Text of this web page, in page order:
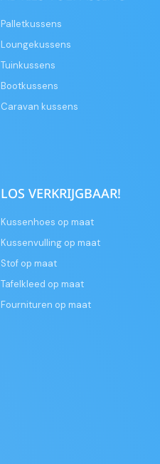
Palletkussens
Loungekussens
Tuinkussens
Bootkussens
Caravan kussens
LOS VERKRIJGBAAR!
Kussenhoes op maat
Kussenvulling op maat
Stof op maat
Tafelkleed op maat
Fournituren op maat